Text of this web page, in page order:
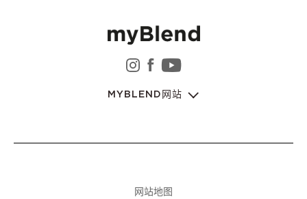
instagram 娇韵诗集团
facebook 娇韵诗集团
youtube 娇韵诗集
MYBLEND网站
网站地图